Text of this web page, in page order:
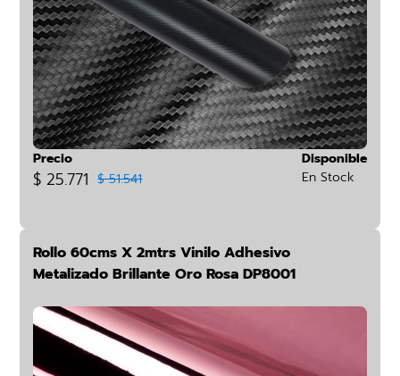
Precio
$ 25.771 $ 51.541
Disponible
En Stock
Rollo 60cms X 2mtrs Vinilo Adhesivo
Metalizado Brillante Oro Rosa DP8001